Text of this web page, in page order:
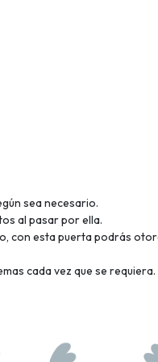
sea necesario.
al pasar por ella.
con esta puerta podrás
cada vez que se requiera.